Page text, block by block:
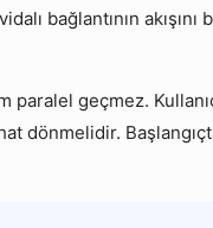
bağlantının akışını
paralel geçmez.
dönmelidir.